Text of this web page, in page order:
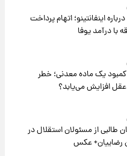
اینفانتینو؛ اتهام پرداخت
با درآمد یوفا
کمبود یک ماده معدنی؛ خطر
عقل افزایش می‌یابد؟
طالبی از مسئولان استقلال در
رضاییان+ عکس